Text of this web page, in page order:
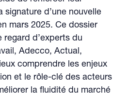
signature d’une nouvelle
mars 2025. Ce dossier
regard d’experts du
Adecco, Actual,
comprendre les enjeux
et le rôle-clé des acteurs
la fluidité du marché